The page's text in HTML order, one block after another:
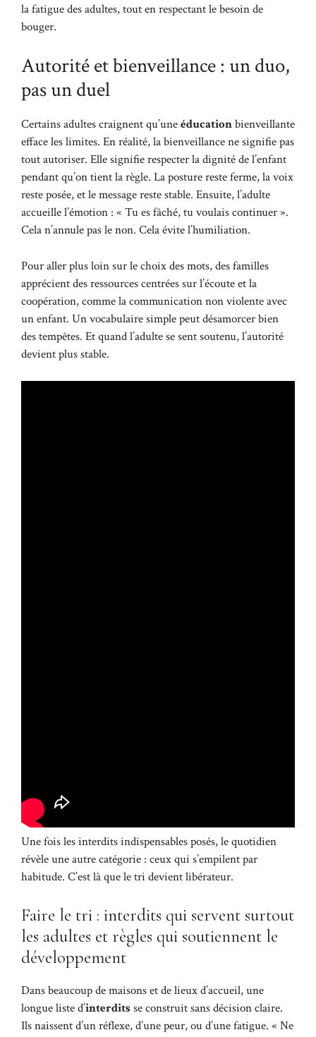
la fatigue des adultes, tout en respectant le besoin de
bouger.
Autorité et bienveillance : un duo,
pas un duel
Certains adultes craignent qu’uneéducationbienveillante
efface les limites. En réalité, la bienveillance ne signifie pas
tout autoriser. Elle signifie respecter la dignité de l’enfant
pendant qu’on tient la règle. La posture reste ferme, la voix
reste posée, et le message reste stable. Ensuite, l’adulte
accueille l’émotion : « Tu es fâché, tu voulais continuer ».
Cela n’annule pas le non. Cela évite l’humiliation.
Pour aller plus loin sur le choix des mots, des familles
apprécient des ressources centrées sur l’écoute et la
coopération, commela communication non violente avec
un enfant. Un vocabulaire simple peut désamorcer bien
des tempêtes. Et quand l’adulte se sent soutenu, l’autorité
devient plus stable.
Une fois les interdits indispensables posés, le quotidien
révèle une autre catégorie : ceux qui s’empilent par
habitude. C’est là que le tri devient libérateur.
Faire le tri : interdits qui servent surtout
les adultes et règles qui soutiennent le
développement
Dans beaucoup de maisons et de lieux d’accueil, une
longue liste d’interdits se construit sans décision claire.
Ils naissent d’un réflexe, d’une peur, ou d’une fatigue. « Ne